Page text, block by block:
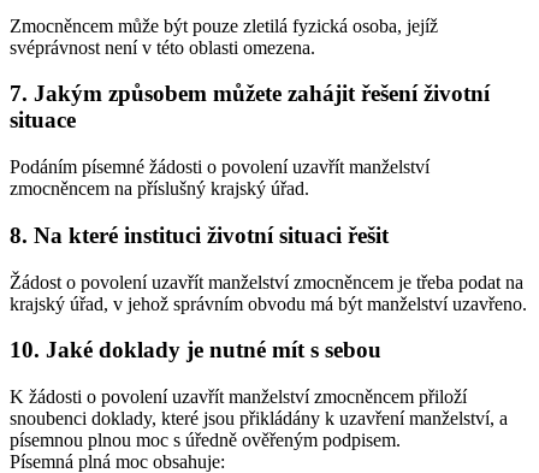
Zmocněncem může být pouze zletilá fyzická osoba, jejíž
svéprávnost není v této oblasti omezena.
7. Jakým způsobem můžete zahájit řešení životní
situace
Podáním písemné žádosti o povolení uzavřít manželství
zmocněncem na příslušný krajský úřad.
8. Na které instituci životní situaci řešit
Žádost o povolení uzavřít manželství zmocněncem je třeba podat na
krajský úřad, v jehož správním obvodu má být manželství uzavřeno.
10. Jaké doklady je nutné mít s sebou
K žádosti o povolení uzavřít manželství zmocněncem přiloží
snoubenci doklady, které jsou přikládány k uzavření manželství, a
písemnou plnou moc s úředně ověřeným podpisem.
Písemná plná moc obsahuje: